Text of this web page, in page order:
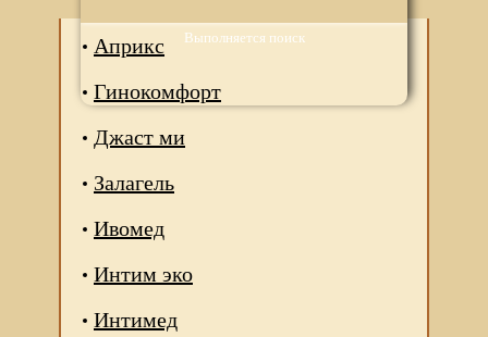
Выполняется поиск
Априкс
Гинокомфорт
Джаст ми
Залагель
Ивомед
Интим эко
Интимед